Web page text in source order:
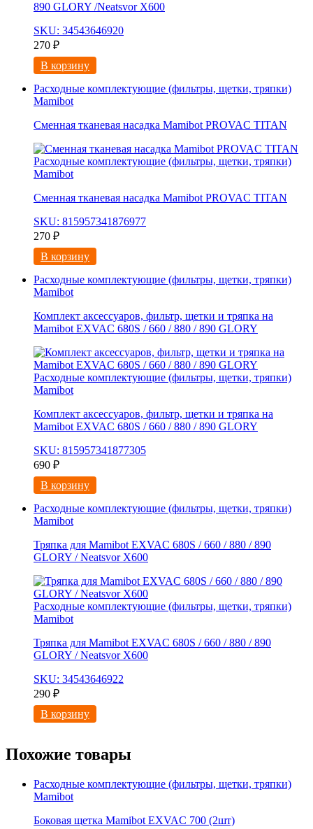
890 GLORY /Neatsvor X600
SKU: 34543646920
270 ₽
В корзину
Расходные комплектующие (фильтры, щетки, тряпки)
Mamibot
Сменная тканевая насадка Mamibot PROVAC TITAN
Расходные комплектующие (фильтры, щетки, тряпки)
Mamibot
Сменная тканевая насадка Mamibot PROVAC TITAN
SKU: 815957341876977
270 ₽
В корзину
Расходные комплектующие (фильтры, щетки, тряпки)
Mamibot
Комплект аксессуаров, фильтр, щетки и тряпка на
Mamibot EXVAC 680S / 660 / 880 / 890 GLORY
Расходные комплектующие (фильтры, щетки, тряпки)
Mamibot
Комплект аксессуаров, фильтр, щетки и тряпка на
Mamibot EXVAC 680S / 660 / 880 / 890 GLORY
SKU: 815957341877305
690 ₽
В корзину
Расходные комплектующие (фильтры, щетки, тряпки)
Mamibot
Тряпка для Mamibot EXVAC 680S / 660 / 880 / 890
GLORY / Neatsvor X600
Расходные комплектующие (фильтры, щетки, тряпки)
Mamibot
Тряпка для Mamibot EXVAC 680S / 660 / 880 / 890
GLORY / Neatsvor X600
SKU: 34543646922
290 ₽
В корзину
Похожие товары
Расходные комплектующие (фильтры, щетки, тряпки)
Mamibot
Боковая щетка Mamibot EXVAC 700 (2шт)